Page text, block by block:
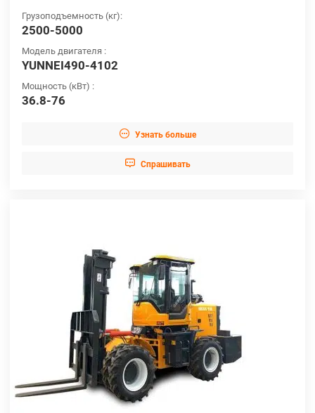
Грузоподъемность (кг):
2500-5000
Модель двигателя :
YUNNEI490-4102
Мощность (кВт) :
36.8-76
 Узнать больше
 Cпрашивать